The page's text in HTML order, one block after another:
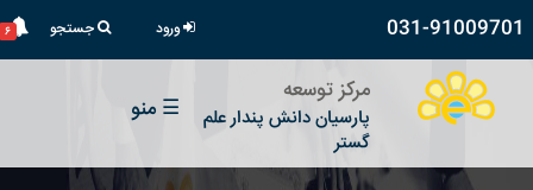
031-91009701 ورود جستجو ۶
مرکز توسعه
پارسیان دانش پندار علم
گستر
☰ منو